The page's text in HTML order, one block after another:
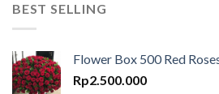
BEST SELLING
Flower Box 500 Red
Rp2.500.000